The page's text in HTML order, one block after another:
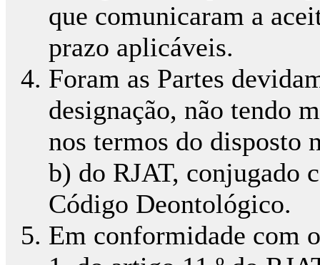
que comunicaram a
prazo aplicáveis.
Foram as Partes
designação, não tendo
nos termos do disposto
b) do RJAT, conjugado
Código Deontológico.
Em conformidade com